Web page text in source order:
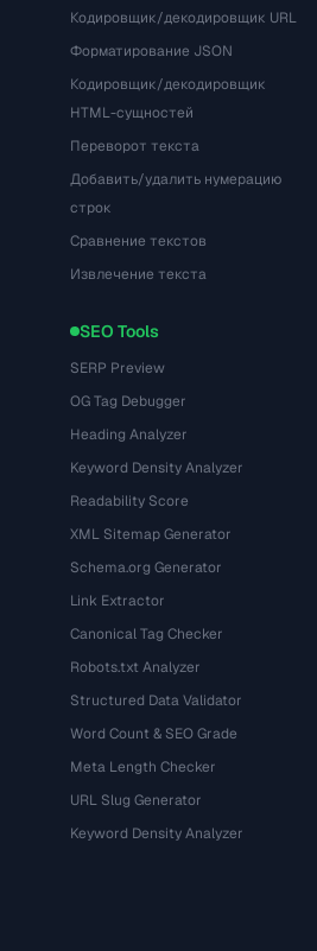
Кодировщик/декодировщик URL
Форматирование JSON
Кодировщик/декодировщик
HTML-сущностей
Переворот текста
Добавить/удалить нумерацию
строк
Сравнение текстов
Извлечение текста
SEO Tools
SERP Preview
OG Tag Debugger
Heading Analyzer
Keyword Density Analyzer
Readability Score
XML Sitemap Generator
Schema.org Generator
Link Extractor
Canonical Tag Checker
Robots.txt Analyzer
Structured Data Validator
Word Count & SEO Grade
Meta Length Checker
URL Slug Generator
Keyword Density Analyzer